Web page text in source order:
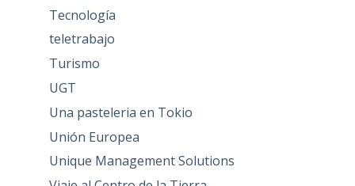
Tecnología
teletrabajo
Turismo
UGT
Una pasteleria en Tokio
Unión Europea
Unique Management Solutions